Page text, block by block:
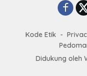
Kode Etik
Didukung oleh